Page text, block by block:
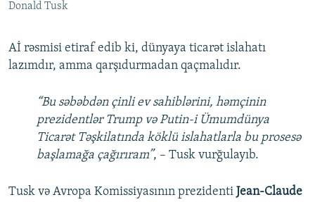
Donald Tusk
Aİ rəsmisi etiraf edib ki, dünyaya ticarət islahatı
lazımdır, amma qarşıdurmadan qaçmalıdır.
“Bu səbəbdən çinli ev sahiblərini, həmçinin
prezidentlər Trump və Putin-i Ümumdünya
Ticarət Təşkilatında köklü islahatlarla bu prosesə
başlamağa çağırıram”, – Tusk vurğulayıb.
Tusk və Avropa Komissiyasının prezidenti Jean-Claude